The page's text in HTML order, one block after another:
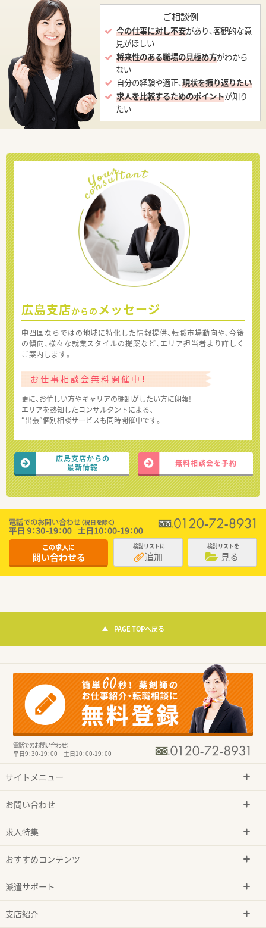
ご相談例
今の仕事に対し不安があり、客観的な意
見がほしい
将来性のある職場の見極め方がわから
ない
自分の経験や適正、現状を振り返りたい
求人を比較するためのポイントが知り
たい
広島支店からの メッセージ
中四国ならではの地域に特化した情報提供、転職市場動向や、今後
の傾向、様々な就業スタイルの提案など、エリア担当者より詳しく
ご案内します。
お仕事相談会無料開催中！
更に、お忙しい方やキャリアの棚卸がしたい方に朗報!
エリアを熟知したコンサルタントによる、
“出張”個別相談サービスも同時開催中です。
広島支店からの
最新情報
無料相談会を予約
この求人に
問い合わせる
検討リストに
追加
検討リストを
見る
PAGE TOPへ戻る
電話でのお問い合わせ：
平日9：30-19：00 土日10：00-19：00
サイトメニュー
お問い合わせ
求人特集
おすすめコンテンツ
派遣サポート
支店紹介